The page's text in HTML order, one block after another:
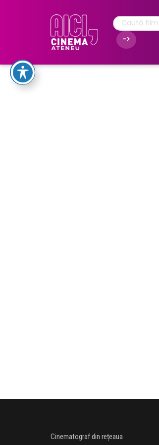
Cinematograf din rețeaua